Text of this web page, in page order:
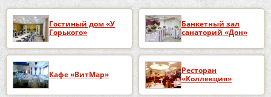
Гостиный дом «У
Горького»
Банкетный зал
санаторий «Дон»
Кафе «ВитМар»
Ресторан
«Коллекция»